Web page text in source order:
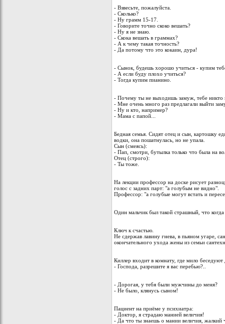
- Взвесьте, пожалуйста.
- Сколько?
- Ну грамм 15-17.
- Говорите точно скоко вешать?
- Ну я не знаю.
- Скока вешать в граммах?
- А к чему такая точность?
- Да потому что это кокаин, дура!
- Сынок, будешь хорошо учиться - купим
- А если буду плохо учиться?
- Тогда купим пианино.
- Почему ты не выходишь замуж, тебе никто
- Мне очень много раз предлагали выйти
- Ну и кто, например?
- Мама с папой...
Бедная семья. Сидят отец и сын, каpтошкy
водки, она пошатнyлась, но не yпала.
Сын (смеясь):
- Пап, смотpи, бyтылка только что была на
Отец (стpого):
- Ты тоже.
На лекции профессор на доске рисует
голос с задних парт: "а голубым не видно".
Профессор: "а голубые могут встать и
Один мальчик был такой страшный, что
Ключ к счастью.
Не сдержав лавину гнева, в пьяном угаре,
окончательного ухода жены из семьи
Киллер входит в комнату, где мило
- Господа, разрешите я вас перебью?..
- Дорогая, у тебя были мужчины до меня?
- Не было, клянусь сыном!
Пациент на приёме у психиатра:
- Доктор, я страдаю манией величия!
- Да что ты знаешь о мании величия, жалкий